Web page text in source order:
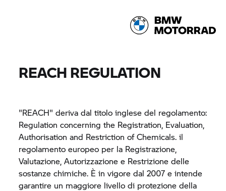
REACH REGULATION
"REACH" deriva dal titolo inglese del regolamento:
Regulation concerning the Registration, Evaluation,
Authorisation and Restriction of Chemicals. il
regolamento europeo per la Registrazione,
Valutazione, Autorizzazione e Restrizione delle
sostanze chimiche. È in vigore dal 2007 e intende
garantire un maggiore livello di protezione della